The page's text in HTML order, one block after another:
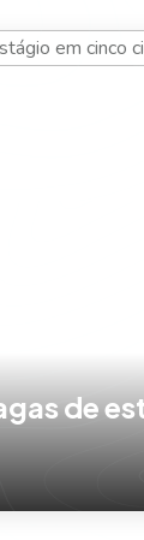
de